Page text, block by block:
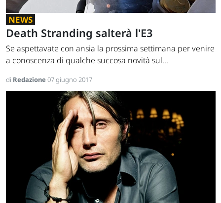
NEWS
Death Stranding salterà l'E3
Se aspettavate con ansia la prossima settimana per venire
a conoscenza di qualche succosa novità sul...
di Redazione07 giugno 2017